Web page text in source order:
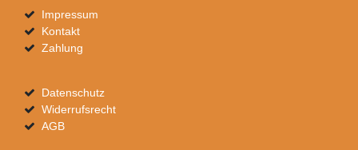
Impressum
Kontakt
Zahlung
Datenschutz
Widerrufsrecht
AGB